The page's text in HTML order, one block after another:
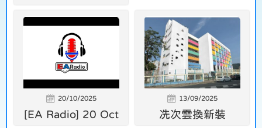
20/10/2025
[EA Radio] 20 Oct
13/09/2025
冼次雲換新裝